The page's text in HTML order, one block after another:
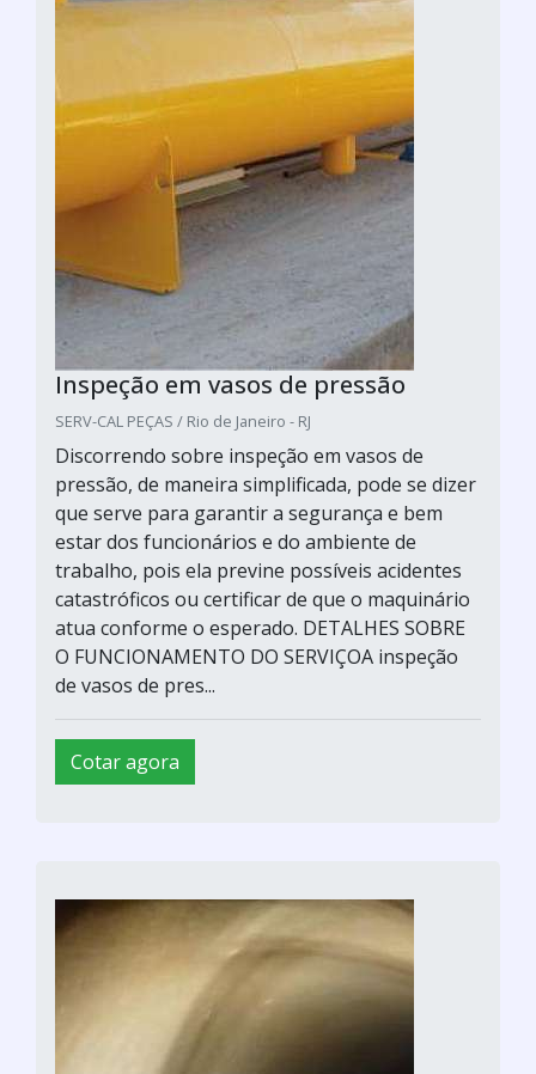
Inspeção em vasos de pressão
SERV-CAL PEÇAS / Rio de Janeiro - RJ
Discorrendo sobre inspeção em vasos de
pressão, de maneira simplificada, pode se dizer
que serve para garantir a segurança e bem
estar dos funcionários e do ambiente de
trabalho, pois ela previne possíveis acidentes
catastróficos ou certificar de que o maquinário
atua conforme o esperado. DETALHES SOBRE
O FUNCIONAMENTO DO SERVIÇOA inspeção
de vasos de pres...
Cotar agora